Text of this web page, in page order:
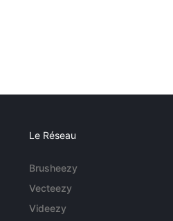
Le Réseau
Brusheezy
Vecteezy
Videezy